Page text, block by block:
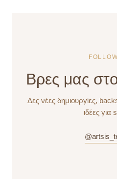
Βρες μας
Δες νέες δημιουργίες,
ιδέες για